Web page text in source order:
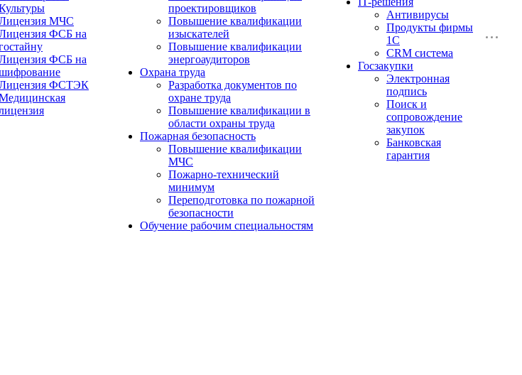
МЧС
ФСБ на
ФСБ на
ФСТЭК
проектировщиков
Повышение квалификации
изыскателей
Повышение квалификации
энергоаудиторов
Охрана труда
Разработка документов по
охране труда
Повышение квалификации в
области охраны труда
Пожарная безопасность
Повышение квалификации
МЧС
Пожарно-технический
минимум
Переподготовка по пожарной
безопасности
Обучение рабочим специальностям
Антивирусы
Продукты фирмы
1C
CRM система
Госзакупки
Электронная
подпись
Поиск и
сопровождение
закупок
Банковская
гарантия